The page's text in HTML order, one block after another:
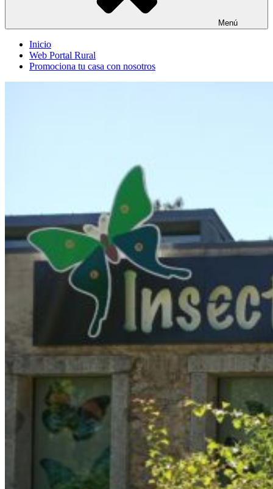
Menú
Inicio
Web Portal Rural
Promociona tu casa con nosotros